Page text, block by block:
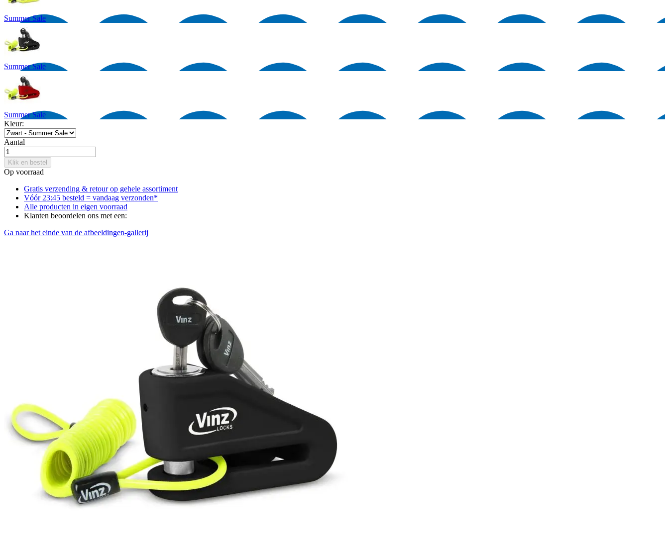
Summer Sale
Summer Sale
Summer Sale
Kleur:
Aantal
Klik en bestel
Op voorraad
Gratis verzending & retourop gehele assortiment
Vóór 23:45 besteld = vandaag verzonden*
Alle producten in eigen voorraad
Klanten beoordelen ons met een:
Ga naar het einde van de afbeeldingen-gallerij